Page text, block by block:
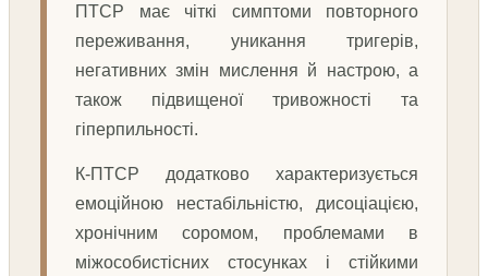
ПТСР має чіткі симптоми повторного
переживання, уникання тригерів,
негативних змін мислення й настрою, а
також підвищеної тривожності та
гіперпильності.
К-ПТСР додатково характеризується
емоційною нестабільністю, дисоціацією,
хронічним соромом, проблемами в
міжособистісних стосунках і стійкими